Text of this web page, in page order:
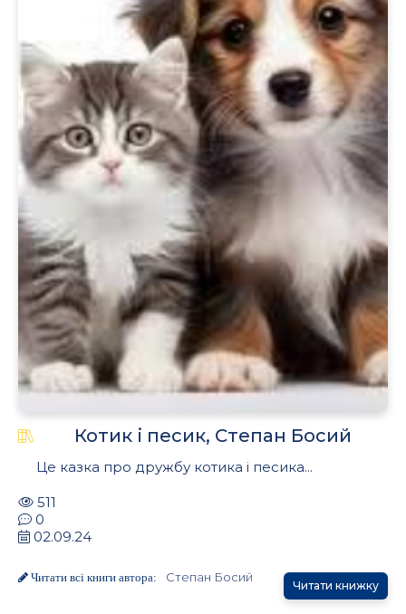
Котик і песик, Степан Босий
Це казка про дружбу котика і песика...
511
0
02.09.24
Читати всі книги автора: Степан Босий
Читати книжку